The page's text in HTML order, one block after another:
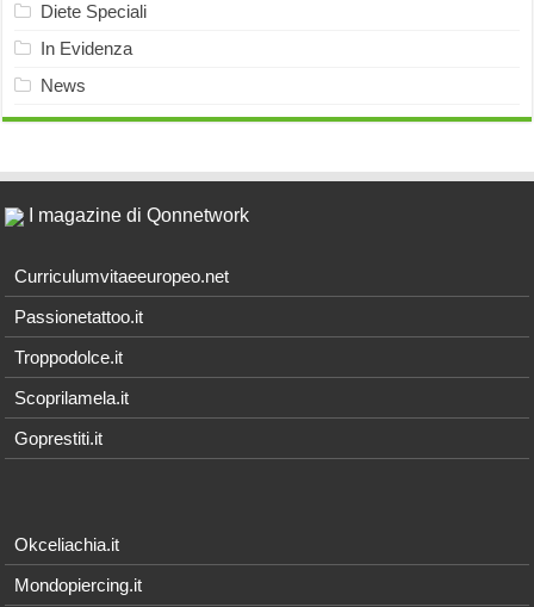
Diete Speciali
In Evidenza
News
I magazine di Qonnetwork
Curriculumvitaeeuropeo.net
Passionetattoo.it
Troppodolce.it
Scoprilamela.it
Goprestiti.it
Okceliachia.it
Mondopiercing.it